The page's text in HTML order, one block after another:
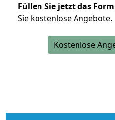
Füllen Sie jetzt das
Sie kostenlose Angebote.
Kostenlose